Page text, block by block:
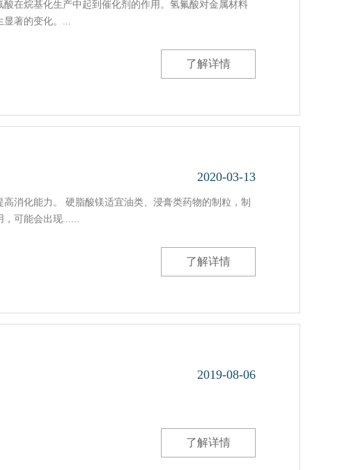
在烷基化生产中起到催化剂的作用。氢氟酸对金属材料
显著的变化。...
了解详情
2020-03-13
消化能力。 硬脂酸镁适宜油类、浸膏类药物的制粒，制
，可能会出现......
了解详情
2019-08-06
了解详情